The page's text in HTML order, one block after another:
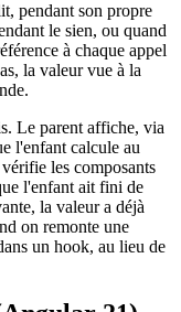
pendant son propre
le sien, ou quand
à chaque appel
la valeur vue à la
Le parent affiche, via
l'enfant calcule au
les composants
l'enfant ait fini de
la valeur a déjà
on remonte une
un hook, au lieu de